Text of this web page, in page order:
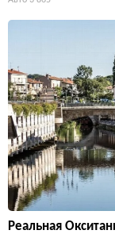
Реальная